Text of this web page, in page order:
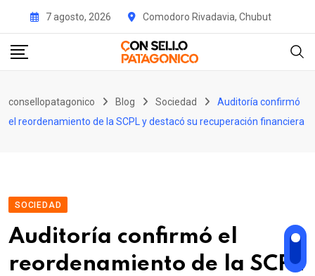
content
7 agosto, 2026 Comodoro Rivadavia, Chubut
consellopatagonico Blog Sociedad
Auditoría confirmó
el reordenamiento de la SCPL y destacó su recuperación financiera
SOCIEDAD
Auditoría confirmó el
reordenamiento de la SCPL